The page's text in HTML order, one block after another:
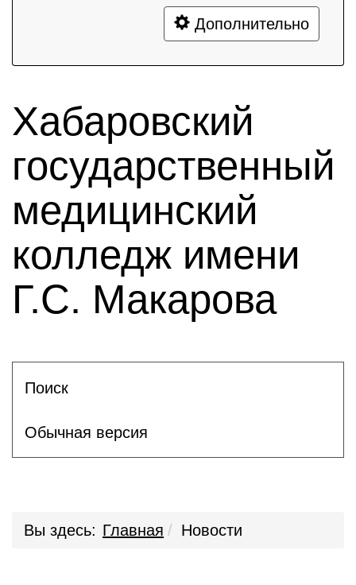
Дополнительно
Хабаровский
государственный
медицинский
колледж имени
Г.С. Макарова
Поиск
Обычная версия
Вы здесь: Главная Новости